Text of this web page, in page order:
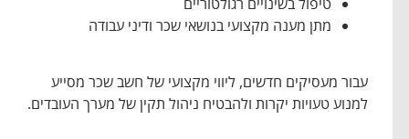
מתן מענה מקצועי בנושאי שכר ודיני עבודה
עבור מעסיקים חדשים, ליווי מקצועי של חשב שכר מסייע
למנוע טעויות יקרות ולהבטיח ניהול תקין של מערך העובדים.